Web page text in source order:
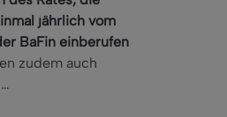
jährlich vom
BaFin einberufen
zudem auch